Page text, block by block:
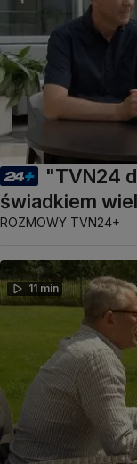
"TVN24
świadkiem
ROZMOWY TVN24+
11 min